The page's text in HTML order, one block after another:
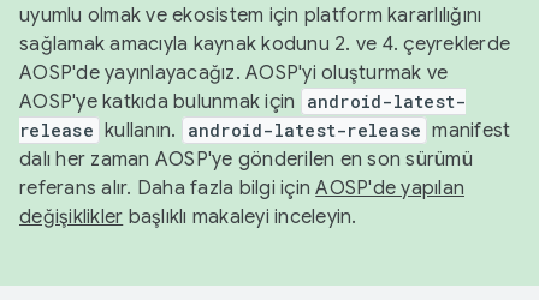
uyumlu olmak ve ekosistem için platform kararlılığını
sağlamak amacıyla kaynak kodunu 2. ve 4. çeyreklerde
AOSP'de yayınlayacağız. AOSP'yi oluşturmak ve
AOSP'ye katkıda bulunmak için
android-latest-
release kullanın. android-latest-release manifest
dalı her zaman AOSP'ye gönderilen en son sürümü
referans alır. Daha fazla bilgi içinAOSP'de yapılan
değişiklikler başlıklı makaleyi inceleyin.